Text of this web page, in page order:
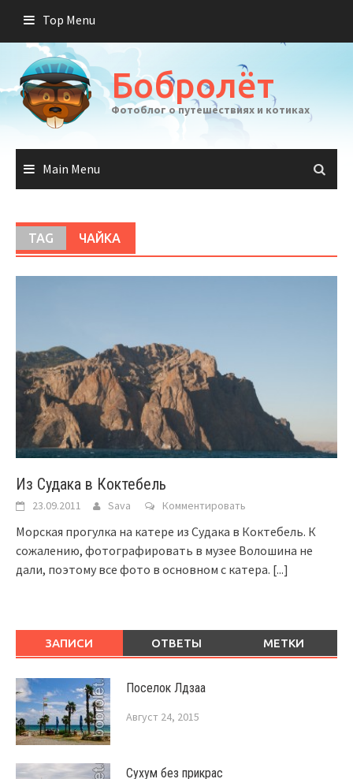
content
Top Menu
Бобролёт
Фотоблог о путешествиях и котиках
Main Menu
TAG ЧАЙКА
Из Судака в Коктебель
23.09.2011 Sava Комментировать
Морская прогулка на катере из Судака в Коктебель. К
сожалению, фотографировать в музее Волошина не
дали, поэтому все фото в основном с катера. [...]
ЗАПИСИ ОТВЕТЫ МЕТКИ
Поселок Лдзаа
Август 24, 2015
Сухум без прикрас